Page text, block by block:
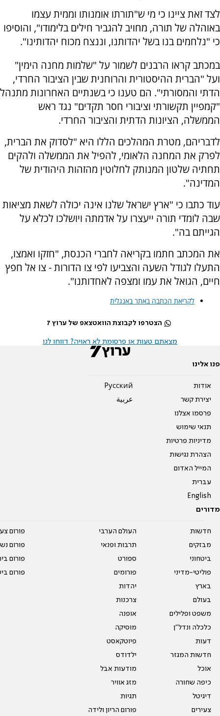
לצד זאת ציינו כי מי ש"תורתו אומנותו וממית עצמו
באוהלה של תורה, מחויב להגביר חילים בלימודו", והוסיפו
כי "נלחמים בנו בשל יהדותנו, וננצח מכוח יהדותינו".
במכתב קראו הרבנים לשמור על "שלמות מחנה הימין"
ועל "הברית ההיסטורית והרוחנית שבין הציבור החרדי,
הדתי והמסורתי". הם טענו כי בשנתיים האחרונות מתנהל
"קמפיין תקשורתי וציבורי חסר תקדים" נגד ראש
הממשלה, הציונות הדתית והציבור החרדי.
לדבריהם, מטרת המהלכים הללו היא "לסדוק את הברית,
לפרק את המחנה הלאומי, להפיל את הממשלה ולהקים
תחתיה שלטון המנותק לחלוטין מהזהות היהודית של
המדינה".
עוד כתבו כי "ארץ ישראל שלנו אינה יכולה לשאת מציאות
שבה לומדי תורה ייעצרו על אדמתה ויושלכו לכלא על
הגייתם בה".
את המכתב חתמו בקריאה לחברי הכנסת, "חזקו ואמצו,
התעלו לגודל השעה והצביעו לפי צו הדורות - צו אל חפץ
חיים, הגואל את עמו ומצפה לאחדותנו".
לקריאת הכתבה באתר באנגלית
הצטרפו לקבוצת הוואטצאפ של ערוץ 7
מצאתם טעות או פרסומת לא ראויה? דווחו לנו
פנו אלינו
אודות
יצירת קשר
פרסמו אצלנו
תנאי שימוש
מדיניות פרטיות
הצהרת נגישות
המייל האדום
עברית
English
Pусский
عربية
מדורים
חדשות
מבזקים
ביטחוני
פוליטי-מדיני
בארץ
בעולם
משפט ופלילים
כלכלה ונדל"ן
דעות
חדשות המגזר
אוכל
כיפה שחורה
דיגיטל
צעירים
העולם הערבי
תרבות ופנאי
ספורט
פורומים
יהדות
צרכנות
אופנה
מוסיקה
פיוטקאסט
ילדודס
מודעות אבל
מזג אוויר
תגיות
פורום הריון ולידה
פורום
פורום
פורום
פורום